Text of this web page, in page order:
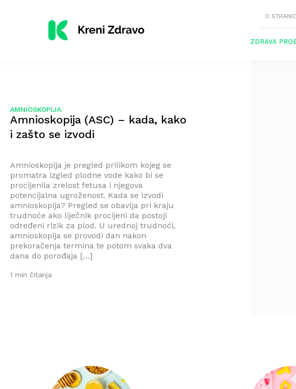
O
ZDRAVA
AMNIOSKOPIJA
Amnioskopija (ASC) – kada, kako
i zašto se izvodi
Amnioskopija je pregled prilikom kojeg se
promatra izgled plodne vode kako bi se
procijenila zrelost fetusa i njegova
potencijalna ugroženost. Kada se izvodi
amnioskopija? Pregled se obavlja pri kraju
trudnoće ako liječnik procijeni da postoji
određeni rizik za plod. U urednoj trudnoći,
amnioskopija se provodi dan nakon
prekoračenja termina te potom svaka dva
dana do porođaja […]
1 min čitanja